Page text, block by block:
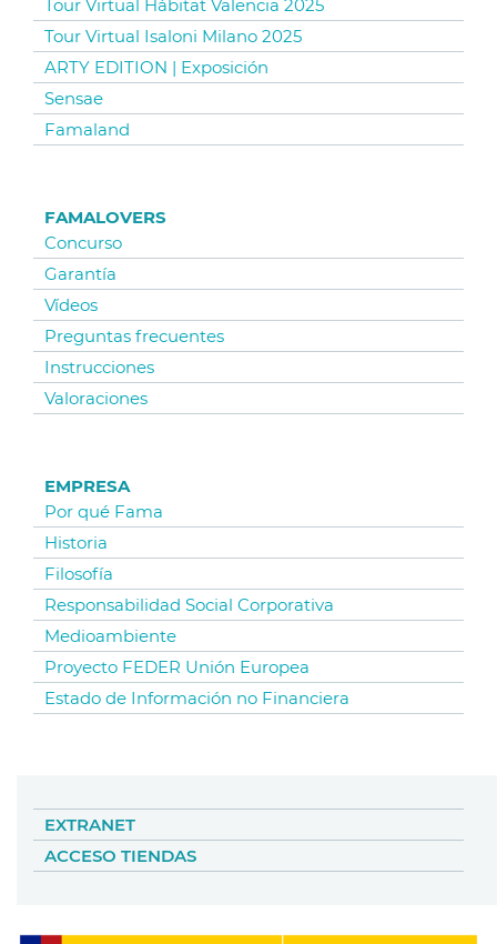
Tour Virtual Hábitat Valencia 2025
Tour Virtual Isaloni Milano 2025
ARTY EDITION | Exposición
Sensae
Famaland
FAMALOVERS
Concurso
Garantía
Vídeos
Preguntas frecuentes
Instrucciones
Valoraciones
EMPRESA
Por qué Fama
Historia
Filosofía
Responsabilidad Social Corporativa
Medioambiente
Proyecto FEDER Unión Europea
Estado de Información no Financiera
EXTRANET
ACCESO TIENDAS